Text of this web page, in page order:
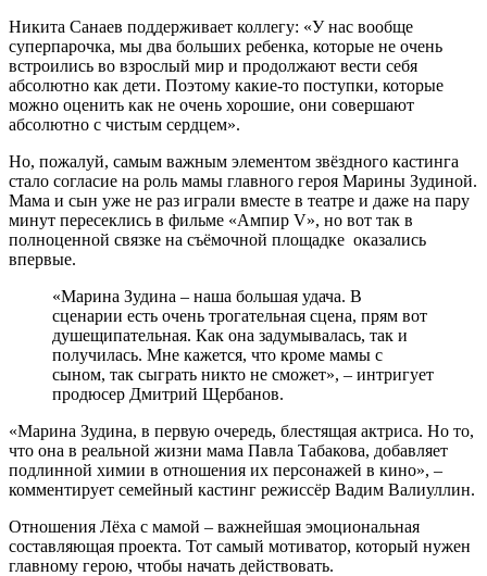
Никита Санаев поддерживает коллегу: «У нас вообще
суперпарочка, мы два больших ребенка, которые не очень
встроились во взрослый мир и продолжают вести себя
абсолютно как дети. Поэтому какие-то поступки, которые
можно оценить как не очень хорошие, они совершают
абсолютно с чистым сердцем».
Но, пожалуй, самым важным элементом звёздного кастинга
стало согласие на роль мамы главного героя Марины Зудиной.
Мама и сын уже не раз играли вместе в театре и даже на пару
минут пересеклись в фильме «Ампир V», но вот так в
полноценной связке на съёмочной площадке оказались
впервые.
«Марина Зудина – наша большая удача. В
сценарии есть очень трогательная сцена, прям вот
душещипательная. Как она задумывалась, так и
получилась. Мне кажется, что кроме мамы с
сыном, так сыграть никто не сможет», – интригует
продюсер Дмитрий Щербанов.
«Марина Зудина, в первую очередь, блестящая актриса. Но то,
что она в реальной жизни мама Павла Табакова, добавляет
подлинной химии в отношения их персонажей в кино», –
комментирует семейный кастинг режиссёр Вадим Валиуллин.
Отношения Лёха с мамой – важнейшая эмоциональная
составляющая проекта. Тот самый мотиватор, который нужен
главному герою, чтобы начать действовать.